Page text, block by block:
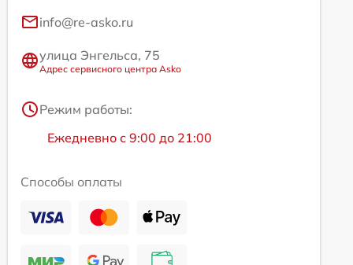
info@re-asko.ru
улица Энгельса, 75
Адрес сервисного центра Asko
Режим работы:
Ежедневно с 9:00 до 21:00
Способы оплаты